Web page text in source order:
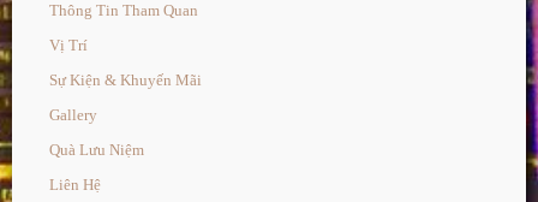
Thông Tin Tham Quan
Vị Trí
Sự Kiện & Khuyến Mãi
Gallery
Quà Lưu Niệm
Liên Hệ